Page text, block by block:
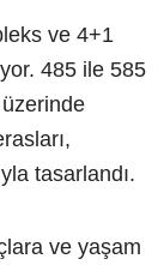
ve 4+1
485 ile 585
tasarlandı.
ve yaşam